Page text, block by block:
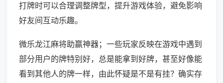
打牌时可以合理调整牌型，提升游戏体验，避免影响
好友间互动乐趣。
微乐龙江麻将助赢神器；一些玩家反映在游戏中遇到
部分用户的牌特别好，总是能拿到好牌，甚至好像能
看到其他人的牌一样，由此怀疑是不是有挂？确实存